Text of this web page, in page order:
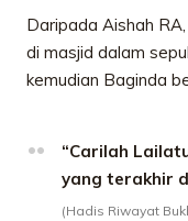
Daripada Aishah
di masjid dalam
kemudian Baginda
“Carilah
yang terakhir
(Hadis Riwayat